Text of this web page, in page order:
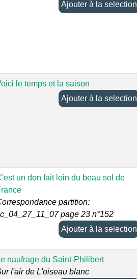
Ajouter à la selection
le temps et la saison
Ajouter à la selection
un don fait loin du beau sol de
partition:
page 23 n°152
Ajouter à la selection
naufrage du Saint-Philibert
l'air de L'oiseau blanc